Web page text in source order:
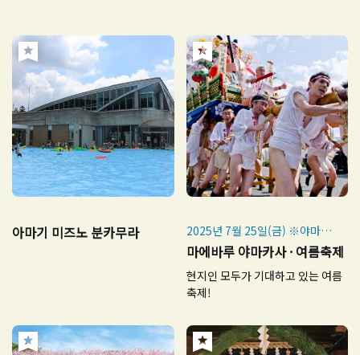
아마기 미즈노 분카무라
2025년 7월 25일(금) ※야마카
사는 7월 25일만. 14:00 시작
여름축제 : 2025년 7월 24일
(목)~25일(금)
마에바루 야마카사 · 여름축제
현지인 모두가 기대하고 있는 여름
축제!